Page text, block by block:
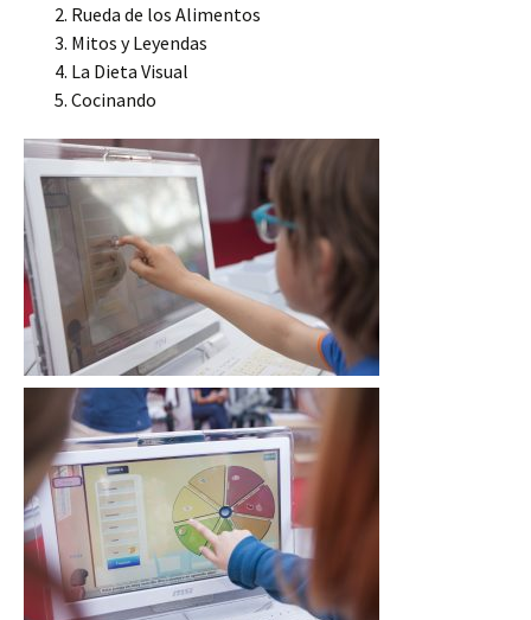
Rueda de los Alimentos
Mitos y Leyendas
La Dieta Visual
Cocinando